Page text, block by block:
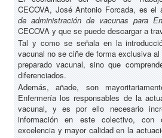
CECOVA, José Antonio Forcada, es
de administración de vacunas para
CECOVA y que se puede descargar a
Tal y como se señala en la
vacunal no se ciñe de forma exclusiva
preparado vacunal, sino que
diferenciados.
Además, añade, son
Enfermería los responsables de la
vacunal, y es por ello necesario
información en este colectivo, con
excelencia y mayor calidad en la